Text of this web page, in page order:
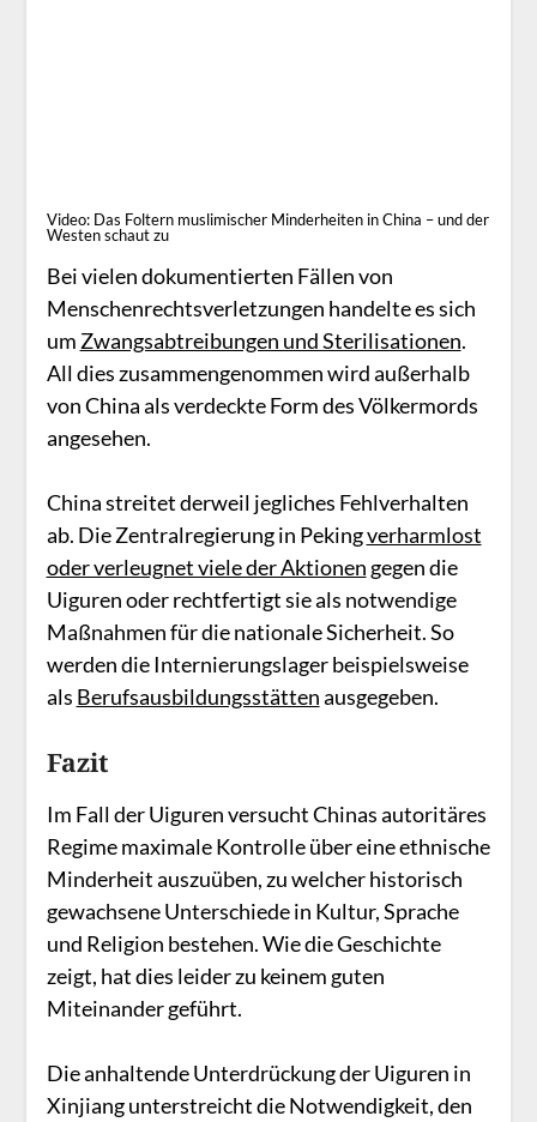
Video: Das Foltern muslimischer Minderheiten in China – und der
Westen schaut zu
Bei vielen dokumentierten Fällen von
Menschenrechtsverletzungen handelte es sich
um Zwangsabtreibungen und Sterilisationen.
All dies zusammengenommen wird außerhalb
von China als verdeckte Form des Völkermords
angesehen.
China streitet derweil jegliches Fehlverhalten
ab. Die Zentralregierung in Pekingverharmlost
oder verleugnet viele der Aktionen gegen die
Uiguren oder rechtfertigt sie als notwendige
Maßnahmen für die nationale Sicherheit. So
werden die Internierungslager beispielsweise
als Berufsausbildungsstättenausgegeben.
Fazit
Im Fall der Uiguren versucht Chinas autoritäres
Regime maximale Kontrolle über eine ethnische
Minderheit auszuüben, zu welcher historisch
gewachsene Unterschiede in Kultur, Sprache
und Religion bestehen. Wie die Geschichte
zeigt, hat dies leider zu keinem guten
Miteinander geführt.
Die anhaltende Unterdrückung der Uiguren in
Xinjiang unterstreicht die Notwendigkeit, den